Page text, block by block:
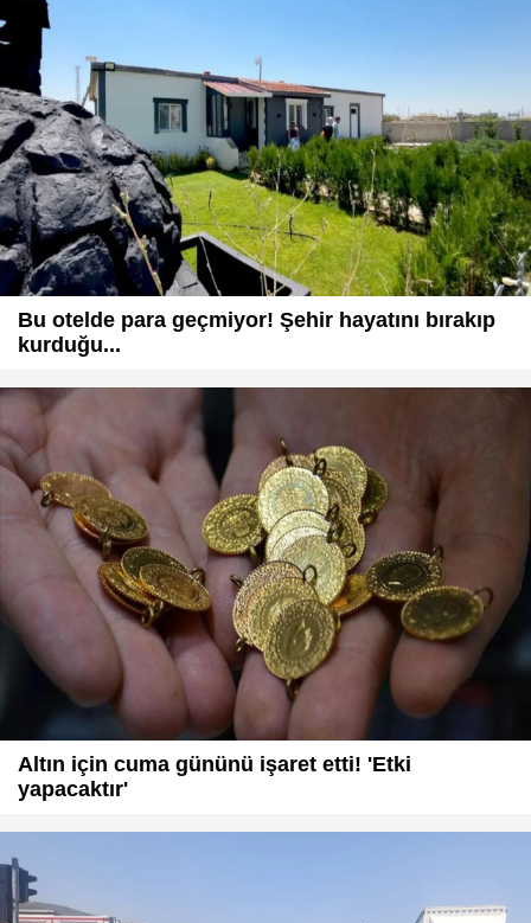
Bu otelde para geçmiyor! Şehir hayatını bırakıp
kurduğu...
Altın için cuma gününü işaret etti! 'Etki
yapacaktır'